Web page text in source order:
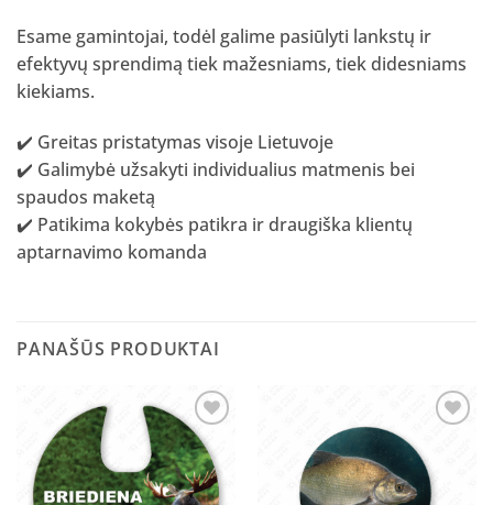
Esame gamintojai, todėl galime pasiūlyti lankstų ir
efektyvų sprendimą tiek mažesniams, tiek didesniams
kiekiams.
✔️ Greitas pristatymas visoje Lietuvoje
✔️ Galimybė užsakyti individualius matmenis bei
spaudos maketą
✔️ Patikima kokybės patikra ir draugiška klientų
aptarnavimo komanda
PANAŠŪS PRODUKTAI
Pridėti
į norų
sąrašą
sąrašą